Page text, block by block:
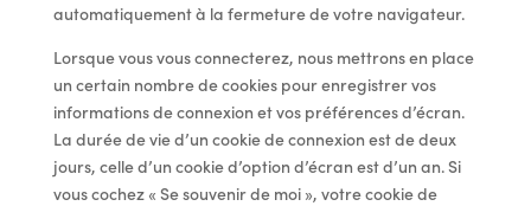
automatiquement à la fermeture de votre navigateur.
Lorsque vous vous connecterez, nous mettrons en place
un certain nombre de cookies pour enregistrer vos
informations de connexion et vos préférences d’écran.
La durée de vie d’un cookie de connexion est de deux
jours, celle d’un cookie d’option d’écran est d’un an. Si
vous cochez « Se souvenir de moi », votre cookie de